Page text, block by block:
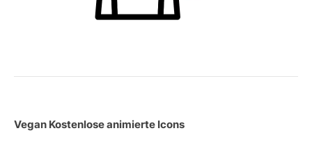
Vegan Kostenlose animierte Icons